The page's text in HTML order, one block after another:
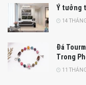
Ý tưởng
14
Đá
Trong
11